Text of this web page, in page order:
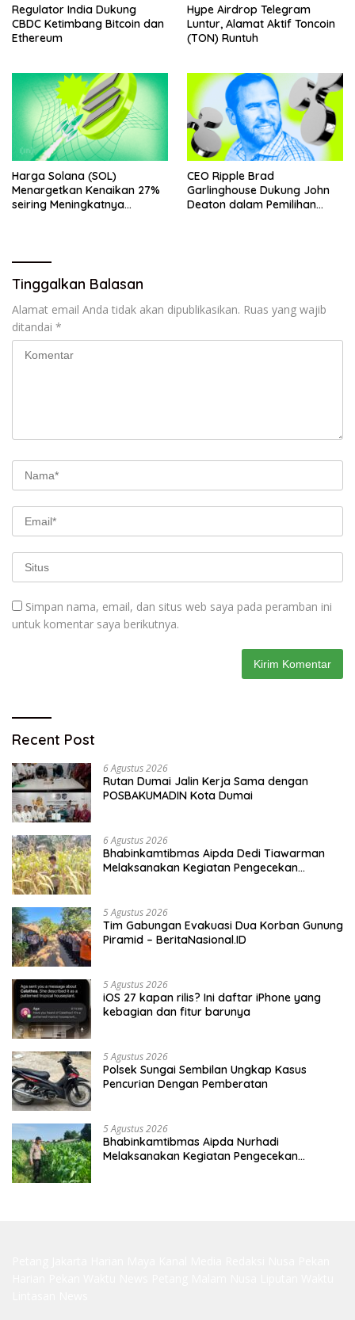
Regulator India Dukung
CBDC Ketimbang Bitcoin dan
Ethereum
Hype Airdrop Telegram
Luntur, Alamat Aktif Toncoin
(TON) Runtuh
Harga Solana (SOL)
Menargetkan Kenaikan 27%
seiring Meningkatnya
CEO Ripple Brad
Garlinghouse Dukung John
Deaton dalam Pemilihan
Tinggalkan Balasan
Alamat email Anda tidak akan dipublikasikan. Ruas yang wajib
ditandai *
Simpan nama, email, dan situs web saya pada peramban ini
untuk komentar saya berikutnya.
Recent Post
6 Agustus 2026
Rutan Dumai Jalin Kerja Sama dengan
POSBAKUMADIN Kota Dumai
6 Agustus 2026
Bhabinkamtibmas Aipda Dedi Tiawarman
Melaksanakan Kegiatan Pengecekan
5 Agustus 2026
Tim Gabungan Evakuasi Dua Korban Gunung
Piramid – BeritaNasional.ID
5 Agustus 2026
iOS 27 kapan rilis? Ini daftar iPhone yang
kebagian dan fitur barunya
5 Agustus 2026
Polsek Sungai Sembilan Ungkap Kasus
Pencurian Dengan Pemberatan
5 Agustus 2026
Bhabinkamtibmas Aipda Nurhadi
Melaksanakan Kegiatan Pengecekan